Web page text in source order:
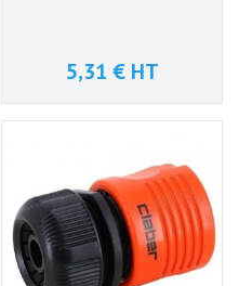
Prix
5,31 € HT